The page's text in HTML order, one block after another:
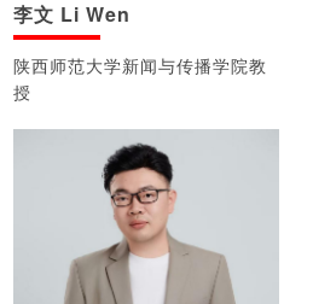
李文 Li Wen
陕西师范大学新闻与传播学院教
授